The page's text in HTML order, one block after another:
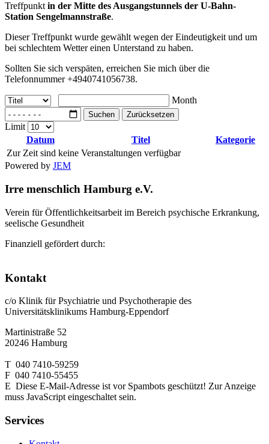
Treffpunktin der Mitte des Ausgangstunnels der U-Bahn-
Station Sengelmannstraße.
Dieser Treffpunkt wurde gewählt wegen der Eindeutigkeit und um
bei schlechtem Wetter einen Unterstand zu haben.
Sollten Sie sich verspäten, erreichen Sie mich über die
Telefonnummer +4940741056738.
Month
Suchen Zurücksetzen
Limit
Datum
Titel
Kategorie
Zur Zeit sind keine Veranstaltungen verfügbar
Powered by JEM
Irre menschlich Hamburg e.V.
Verein für Öffentlichkeitsarbeit im Bereich psychische Erkrankung,
seelische Gesundheit
Finanziell gefördert durch:
Kontakt
c/o Klinik für Psychiatrie und Psychotherapie des
Universitätsklinikums Hamburg-Eppendorf
Martinistraße 52
20246 Hamburg
T 040 7410-59259
F 040 7410-55455
E Diese E-Mail-Adresse ist vor Spambots geschützt! Zur Anzeige
muss JavaScript eingeschaltet sein.
Services